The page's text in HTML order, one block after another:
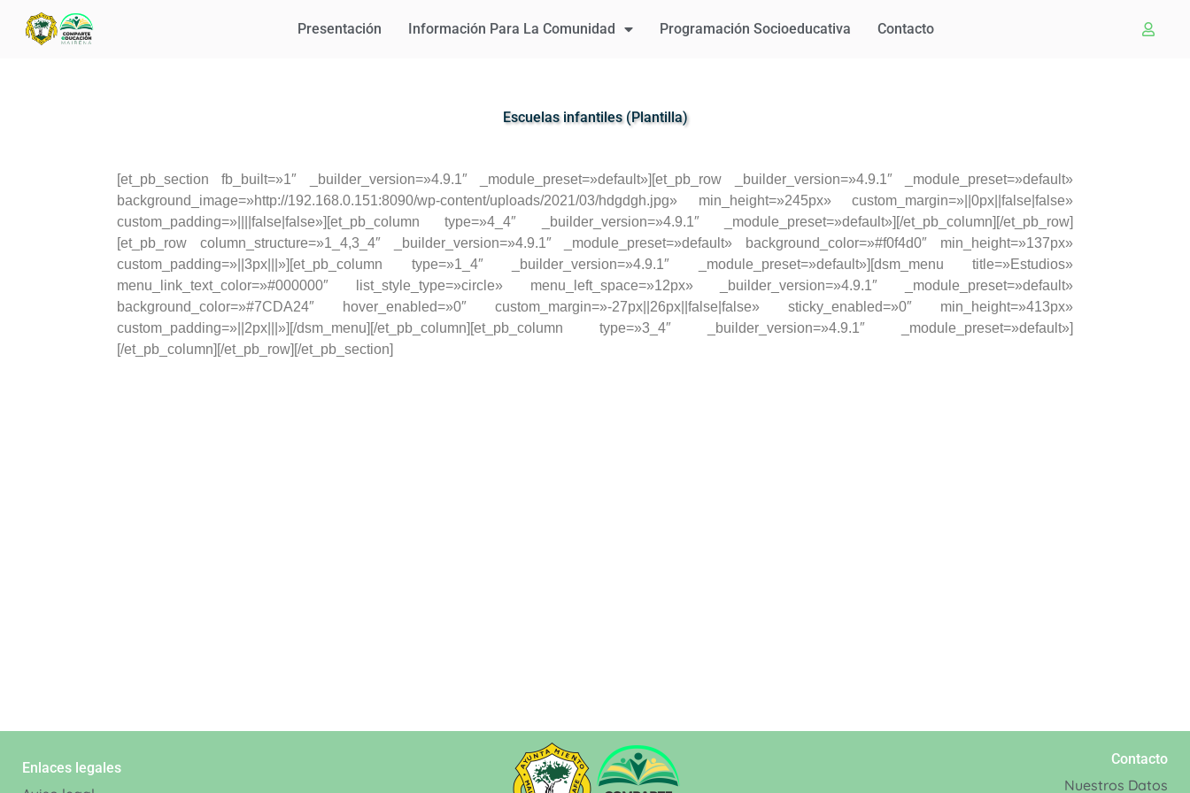
Presentación Información Para La Comunidad Programación Socioeducativa Contacto
Escuelas infantiles (Plantilla)
[et_pb_section fb_built=»1″ _builder_version=»4.9.1″ _module_preset=»default»][et_pb_row _builder_version=»4.9.1″ _module_preset=»default»
background_image=»http://192.168.0.151:8090/wp-content/uploads/2021/03/hdgdgh.jpg» min_height=»245px» custom_margin=»||0px||false|false»
custom_padding=»||||false|false»][et_pb_column type=»4_4″ _builder_version=»4.9.1″ _module_preset=»default»][/et_pb_column][/et_pb_row]
[et_pb_row column_structure=»1_4,3_4″ _builder_version=»4.9.1″ _module_preset=»default» background_color=»#f0f4d0″ min_height=»137px»
custom_padding=»||3px|||»][et_pb_column type=»1_4″ _builder_version=»4.9.1″ _module_preset=»default»][dsm_menu title=»Estudios»
menu_link_text_color=»#000000″ list_style_type=»circle» menu_left_space=»12px» _builder_version=»4.9.1″ _module_preset=»default»
background_color=»#7CDA24″ hover_enabled=»0″ custom_margin=»-27px||26px||false|false» sticky_enabled=»0″ min_height=»413px»
custom_padding=»||2px|||»][/dsm_menu][/et_pb_column][et_pb_column type=»3_4″ _builder_version=»4.9.1″ _module_preset=»default»]
[/et_pb_column][/et_pb_row][/et_pb_section]
Enlaces legales
Contacto
Nuestros Datos